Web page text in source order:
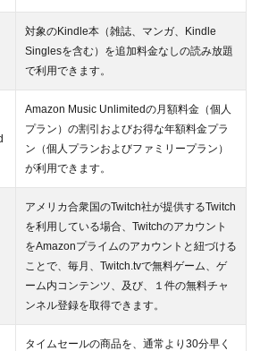
対象のKindle本（雑誌、マンガ、Kindle
Singlesを含む）を追加料金なしの読み放題
で利用できます。
Amazon Music Unlimitedの月額料金（個人
プラン）の割引およびお得な年額料金プラ
ン（個人プランおよびファミリープラン）
が利用できます。
アメリカ合衆国のTwitch社が提供するTwitch
を利用している場合、Twitchのアカウント
をAmazonプライムのアカウントと紐づける
ことで、毎月、Twitch.tvで無料ゲーム、ゲ
ーム内コンテンツ、及び、１件の無料チャ
ンネル登録を取得できます。
タイムセールの商品を、通常より30分早く